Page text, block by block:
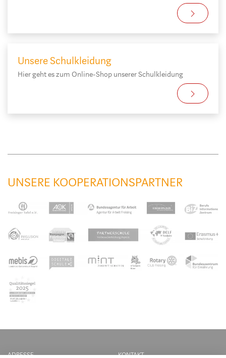
Unsere Schulkleidung
Hier geht es zum Online-Shop unserer Schulkleidung
UNSERE KOOPERATIONSPARTNER
ADRESSE KONTAKT